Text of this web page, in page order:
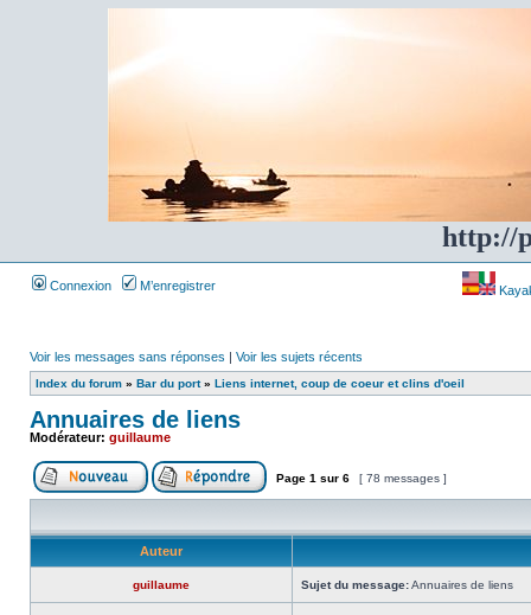
http://
Connexion M’enregistrer
Voir les messages sans réponses | Voir les sujets récents
Index du forum » Bar du port» Liens internet, coup de coeur et clins d'oeil
Annuaires de liens
Modérateur: guillaume
Page 1 sur 6 [ 78 messages ]
Auteur
guillaume Sujet du message:Annuaires de liens